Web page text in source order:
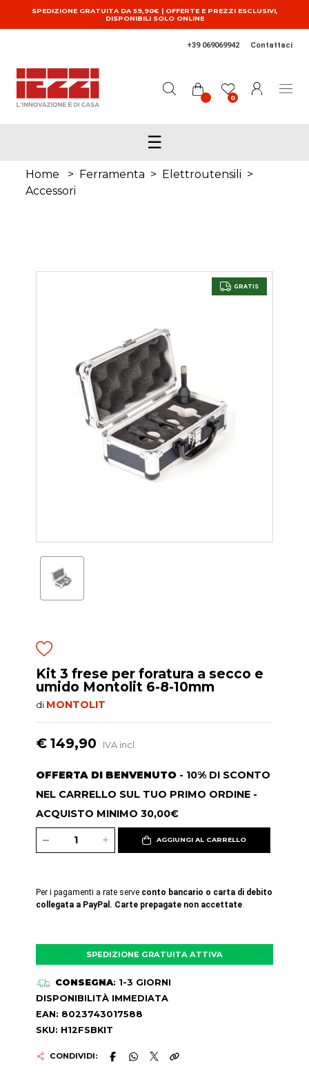
Salta al contenuto principale
SPEDIZIONE GRATUITA DA 59,90€ | OFFERTE E PREZZI ESCLUSIVI,
DISPONIBILI SOLO ONLINE
+39 069069942 Contattaci
0
☰
Home > Ferramenta > Elettroutensili >
Accessori
GRATIS
Kit 3 frese per foratura a secco e
umido Montolit 6-8-10mm
di MONTOLIT
€ 149,90 IVA incl.
OFFERTA DI BENVENUTO - 10% DI SCONTO
NEL CARRELLO SUL TUO PRIMO ORDINE -
ACQUISTO MINIMO 30,00€
AGGIUNGI AL CARRELLO
Per i pagamenti a rate serve conto bancario o carta di debito
collegata a PayPal. Carte prepagate non accettate.
SPEDIZIONE GRATUITA ATTIVA
CONSEGNA: 1-3 GIORNI
DISPONIBILITÀ IMMEDIATA
EAN: 8023743017588
SKU: H12FSBKIT
CONDIVIDI: